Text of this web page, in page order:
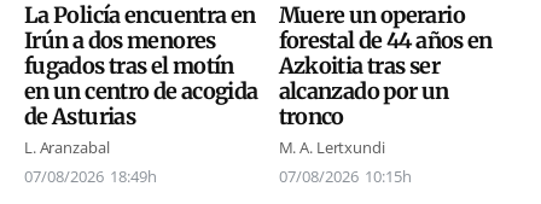
La Policía encuentra en
Irún a dos menores
fugados tras el motín
en un centro de acogida
de Asturias
L. Aranzabal
07/08/2026 18:49h
Muere un operario
forestal de 44 años en
Azkoitia tras ser
alcanzado por un
tronco
M. A. Lertxundi
07/08/2026 10:15h